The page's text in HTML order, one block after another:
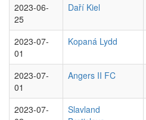
2023-06-
25
Daří Kiel
2023-07-
01
Kopaná Lydd
2023-07-
01
Angers II FC
2023-07-
Slavland